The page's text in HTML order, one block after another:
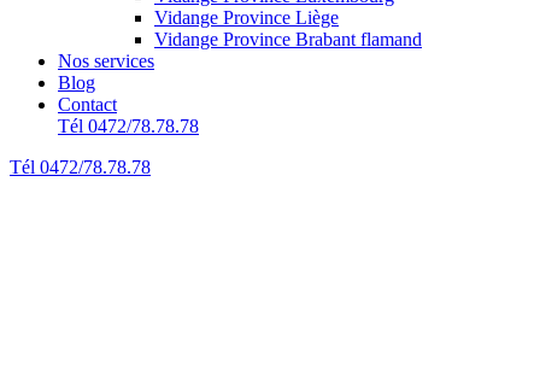
Vidange Province Liège
Vidange Province Brabant flamand
Nos services
Blog
Contact
Tél 0472/78.78.78
Tél 0472/78.78.78